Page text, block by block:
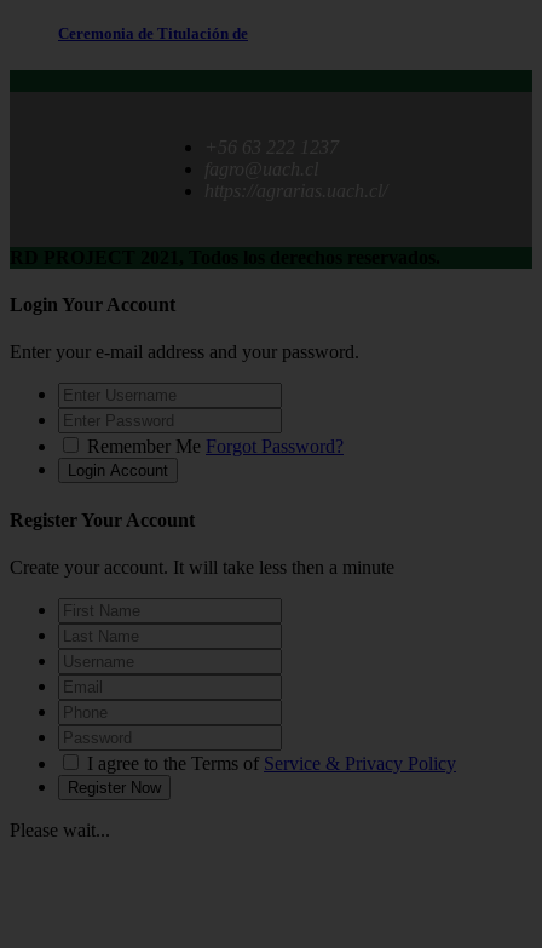
Ceremonia de Titulación de
Login Your Account
Enter your e-mail address and your password.
Remember Me Forgot Password?
Register Your Account
Create your account. It will take less then a minute
I agree to the Terms of Service & Privacy Policy
Please wait...